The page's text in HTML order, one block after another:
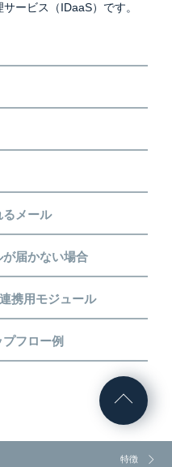
ービス（IDaaS）です。
るメール
届かない場合
携用モジュール
フロー例
特徴